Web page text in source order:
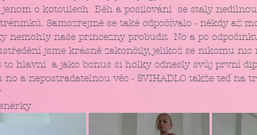
o kotoulech  Běh a posilování  se staly
Samozřejmě se také odpočívalo - někdy až
nemohly naše princezny probudit  No a po
to hlavní  a jako bonus si holky odnesly svůj první
no a nepostradatelnou věc - ŠVIHADLO takže teď na